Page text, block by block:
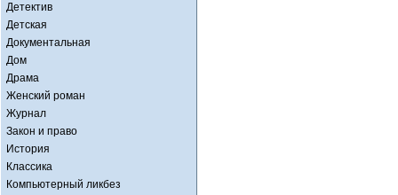
Детектив
Детская
Документальная
Дом
Драма
Женский роман
Журнал
Закон и право
История
Классика
Компьютерный ликбез